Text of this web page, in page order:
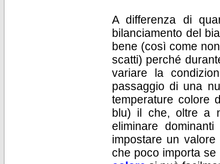
A differenza di
bilanciamento del
bene (così come
scatti) perché
variare la
passaggio di una
temperature colore
blu) il che, oltre a
eliminare
impostare un
che poco importa